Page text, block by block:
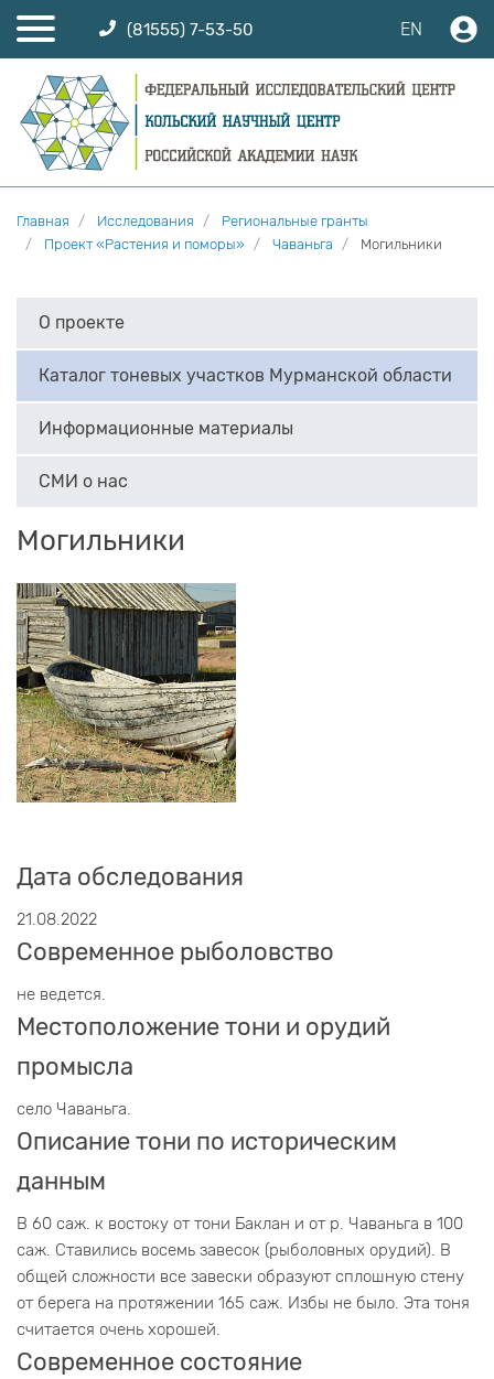
(81555) 7-53-50 EN
Главная Исследования
Региональные гранты
Проект «Растения и поморы»
Чаваньга Могильники
О проекте
Каталог тоневых участков Мурманской области
Информационные материалы
СМИ о нас
Могильники
Дата обследования
21.08.2022
Современное рыболовство
не ведется.
Местоположение тони и орудий
промысла
село Чаваньга.
Описание тони по историческим
данным
В 60 саж. к востоку от тони Баклан и от р. Чаваньга в 100
саж. Ставились восемь завесок (рыболовных орудий). В
общей сложности все завески образуют сплошную стену
от берега на протяжении 165 саж. Избы не было. Эта тоня
считается очень хорошей.
Современное состояние